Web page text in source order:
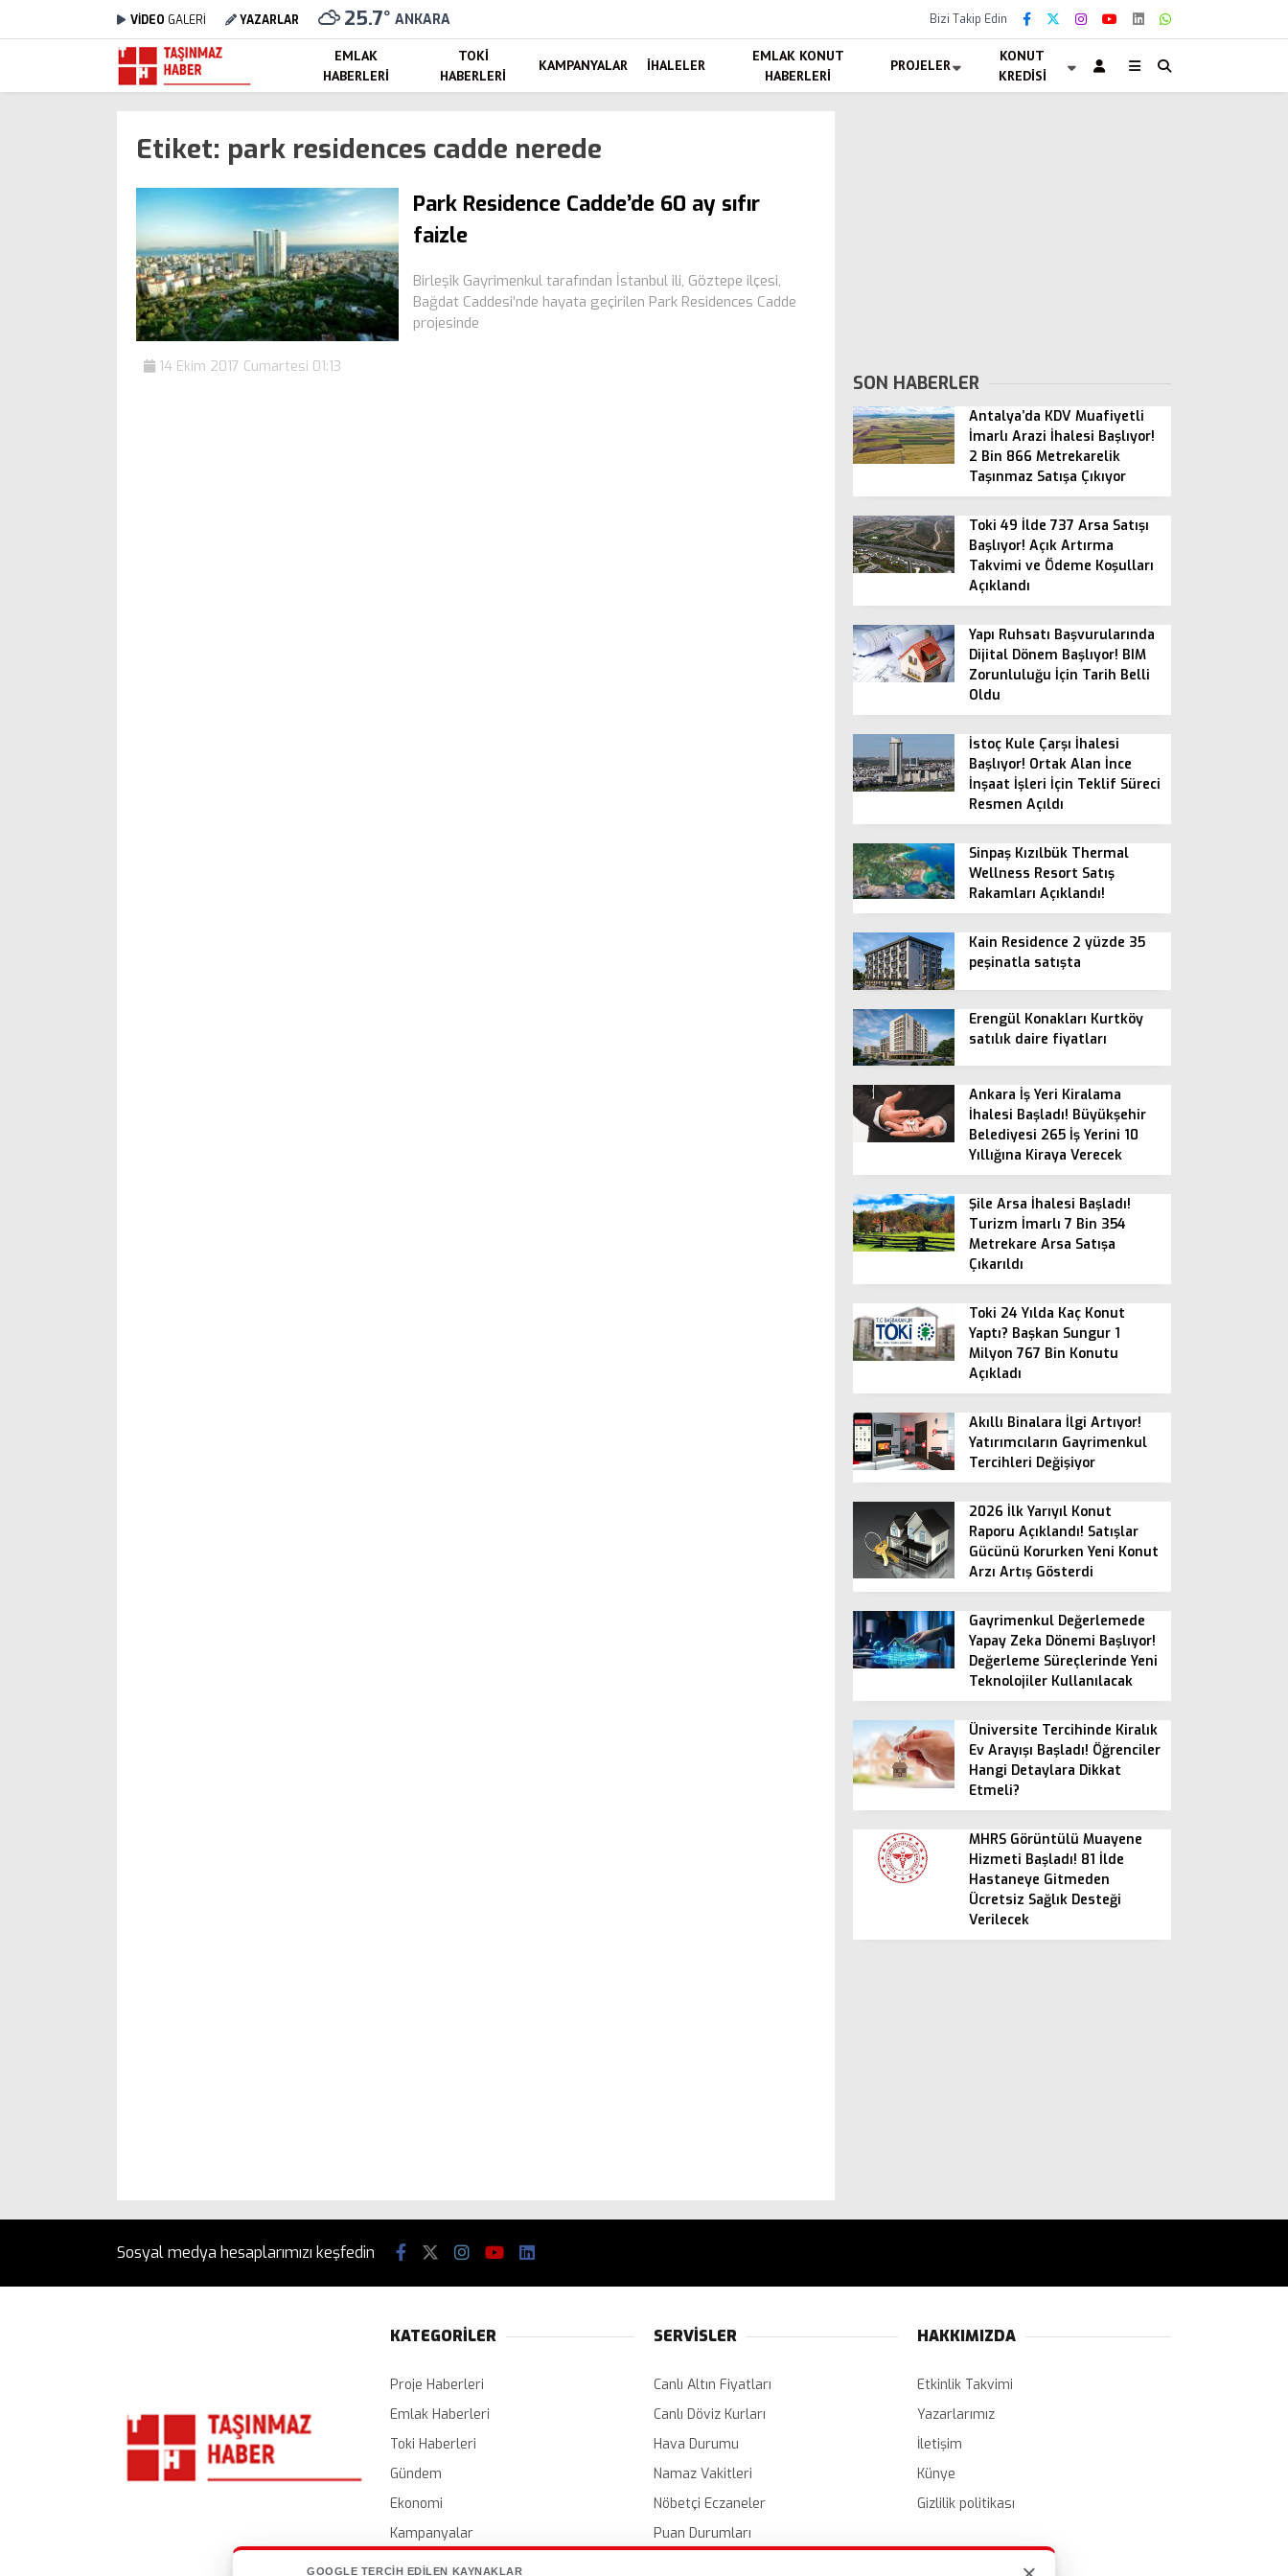
VİDEO GALERİ YAZARLAR 25.7° ANKARA Bizi Takip Edin
EMLAK
HABERLERI
TOKI
HABERLERI
KAMPANYALAR İHALELER
EMLAK KONUT
HABERLERI
PROJELER
KONUT
KREDISI
Etiket: park residences cadde nerede
Park Residence Cadde’de 60 ay sıfır
faizle
Birleşik Gayrimenkul tarafından İstanbul ili, Göztepe ilçesi,
Bağdat Caddesi’nde hayata geçirilen Park Residences Cadde
projesinde
14 Ekim 2017 Cumartesi 01:13
SON HABERLER
Antalya’da KDV Muafiyetli
İmarlı Arazi İhalesi Başlıyor!
2 Bin 866 Metrekarelik
Taşınmaz Satışa Çıkıyor
Toki 49 İlde 737 Arsa Satışı
Başlıyor! Açık Artırma
Takvimi ve Ödeme Koşulları
Açıklandı
Yapı Ruhsatı Başvurularında
Dijital Dönem Başlıyor! BIM
Zorunluluğu İçin Tarih Belli
Oldu
İstoç Kule Çarşı İhalesi
Başlıyor! Ortak Alan İnce
İnşaat İşleri İçin Teklif Süreci
Resmen Açıldı
Sinpaş Kızılbük Thermal
Wellness Resort Satış
Rakamları Açıklandı!
Kain Residence 2 yüzde 35
peşinatla satışta
Erengül Konakları Kurtköy
satılık daire fiyatları
Ankara İş Yeri Kiralama
İhalesi Başladı! Büyükşehir
Belediyesi 265 İş Yerini 10
Yıllığına Kiraya Verecek
Şile Arsa İhalesi Başladı!
Turizm İmarlı 7 Bin 354
Metrekare Arsa Satışa
Çıkarıldı
Toki 24 Yılda Kaç Konut
Yaptı? Başkan Sungur 1
Milyon 767 Bin Konutu
Açıkladı
Akıllı Binalara İlgi Artıyor!
Yatırımcıların Gayrimenkul
Tercihleri Değişiyor
2026 İlk Yarıyıl Konut
Raporu Açıklandı! Satışlar
Gücünü Korurken Yeni Konut
Arzı Artış Gösterdi
Gayrimenkul Değerlemede
Yapay Zeka Dönemi Başlıyor!
Değerleme Süreçlerinde Yeni
Teknolojiler Kullanılacak
Üniversite Tercihinde Kiralık
Ev Arayışı Başladı! Öğrenciler
Hangi Detaylara Dikkat
Etmeli?
MHRS Görüntülü Muayene
Hizmeti Başladı! 81 İlde
Hastaneye Gitmeden
Ücretsiz Sağlık Desteği
Verilecek
Sosyal medya hesaplarımızı keşfedin
KATEGORİLER
Proje Haberleri
Emlak Haberleri
Toki Haberleri
Gündem
Ekonomi
Kampanyalar
İhaleler
SERVİSLER
Canlı Altın Fiyatları
Canlı Döviz Kurları
Hava Durumu
Namaz Vakitleri
Nöbetçi Eczaneler
Puan Durumları
HAKKIMIZDA
Etkinlik Takvimi
Yazarlarımız
İletişim
Künye
Gizlilik politikası
GOOGLE TERCIH EDILEN KAYNAKLAR